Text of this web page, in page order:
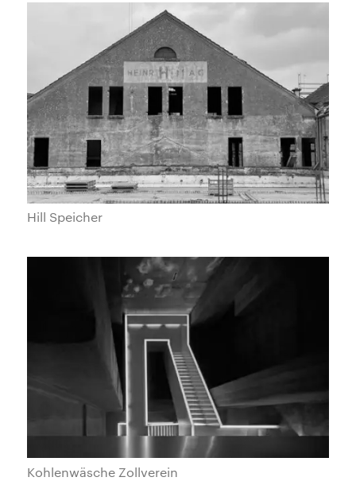
Hill Speicher
Kohlenwäsche Zollverein